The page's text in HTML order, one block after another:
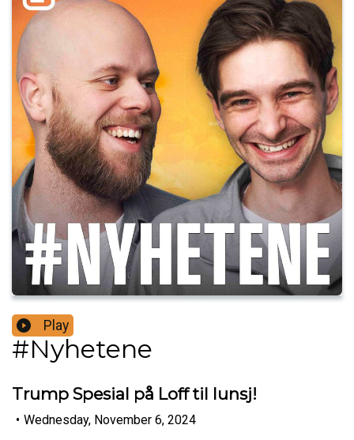
Play
#Nyhetene
Trump Spesial på Loff til lunsj!
• Wednesday, November 6, 2024